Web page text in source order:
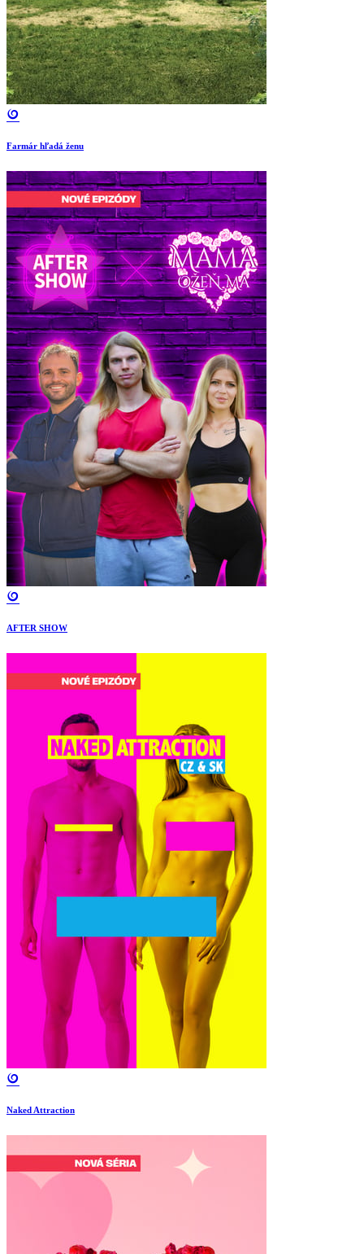
Farmár hľadá ženu
AFTER SHOW
Naked Attraction